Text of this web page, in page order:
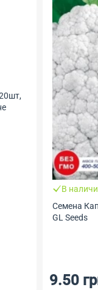
В
Семена
GL Seeds
9.50